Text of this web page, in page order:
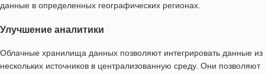
данные в определенных географических регионах.
Улучшение аналитики
Облачные хранилища данных позволяют интегрировать данные из
нескольких источников в централизованную среду. Они позволяют